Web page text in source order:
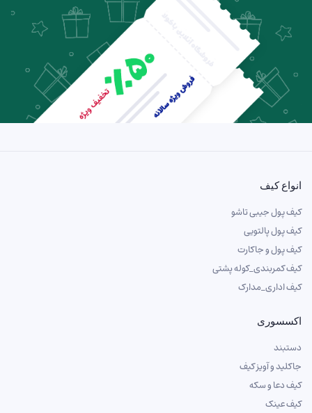
انواع کیف
کیف پول جیبی تاشو
کیف پول پالتویی
کیف پول و جاکارت
کیف کمربندی_کوله پشتی
کیف اداری_مدارک
اکسسوری
دستبند
جاکلید و آویز کیف
کیف دعا و سکه
کیف عینک